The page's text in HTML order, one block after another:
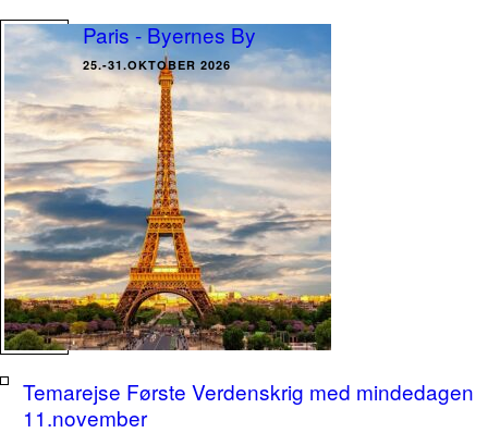
Paris - Byernes By
25.-31.OKTOBER 2026
Temarejse Første Verdenskrig med mindedagen
11.november